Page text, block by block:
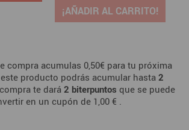
¡AÑADIR AL CARRITO!
compra acumulas 0,50€ para tu próxima
producto podrás acumular hasta 2
te dará 2 biterpuntos que se puede
en un cupón de 1,00 €